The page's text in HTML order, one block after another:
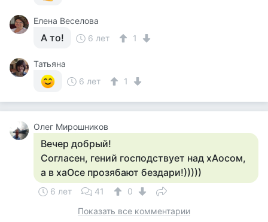
Елена Веселова
А то! 6 лет 1
Татьяна
6 лет
1
Олег Мирошников
Вечер добрый!
Согласен, гений господствует над хАосом,
а в хаОсе прозябают бездари!)))))
6 лет 41
0
Показать все комментарии